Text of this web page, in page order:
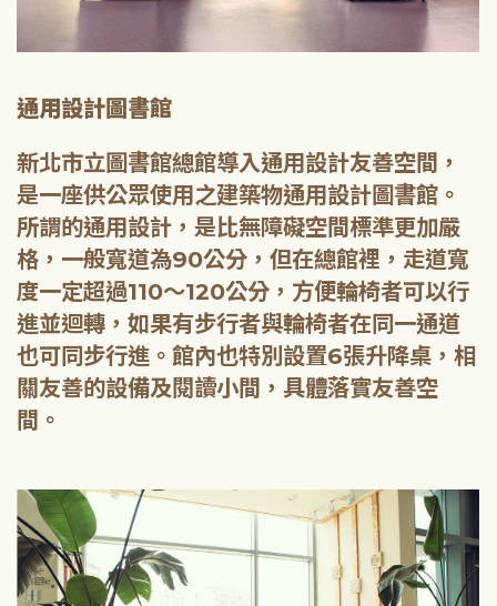
通用設計圖書館
新北市立圖書館總館導入通用設計友善空間，
是一座供公眾使用之建築物通用設計圖書館。
所謂的通用設計，是比無障礙空間標準更加嚴
格，一般寬道為90公分，但在總館裡，走道寬
度一定超過110～120公分，方便輪椅者可以行
進並迴轉，如果有步行者與輪椅者在同一通道
也可同步行進。館內也特別設置6張升降桌，相
關友善的設備及閱讀小間，具體落實友善空
間。